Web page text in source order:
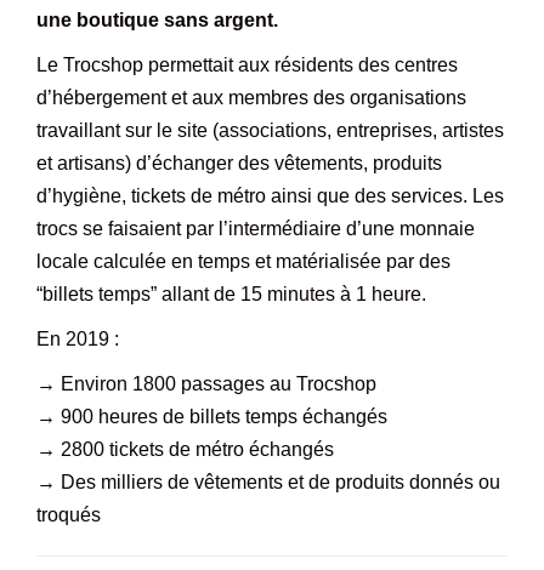
une boutique sans argent.
Le Trocshop permettait aux résidents des centres
d’hébergement et aux membres des organisations
travaillant sur le site (associations, entreprises, artistes
et artisans) d’échanger des vêtements, produits
d’hygiène, tickets de métro ainsi que des services. Les
trocs se faisaient par l’intermédiaire d’une monnaie
locale calculée en temps et matérialisée par des
“billets temps” allant de 15 minutes à 1 heure.
En 2019 :
→ Environ 1800 passages au Trocshop
→ 900 heures de billets temps échangés
→ 2800 tickets de métro échangés
→ Des milliers de vêtements et de produits donnés ou
troqués